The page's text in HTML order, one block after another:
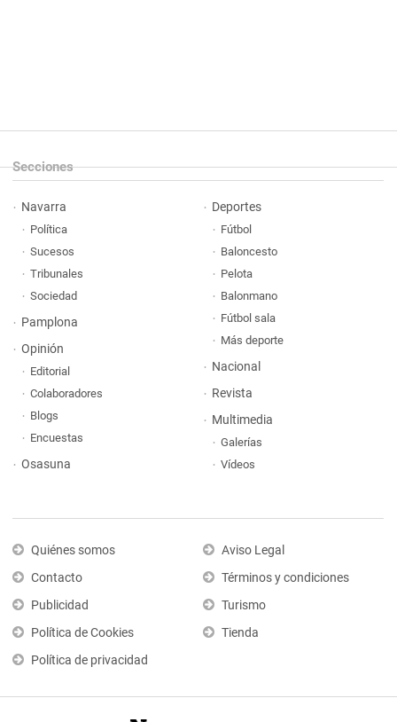
Secciones
Navarra
Política
Sucesos
Tribunales
Sociedad
Pamplona
Opinión
Editorial
Colaboradores
Blogs
Encuestas
Osasuna
Deportes
Fútbol
Baloncesto
Pelota
Balonmano
Fútbol sala
Más deporte
Nacional
Revista
Multimedia
Galerías
Vídeos
Quiénes somos
Contacto
Publicidad
Política de Cookies
Política de privacidad
Aviso Legal
Términos y condiciones
Turismo
Tienda